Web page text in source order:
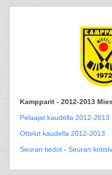
Kampparit - 2012-2013
Pelaajat kaudella 2012-2013
Ottelut kaudella 2012-2013
Seuran tiedot - Seuran